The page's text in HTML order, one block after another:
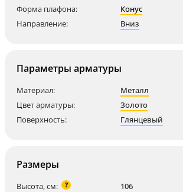
Форма плафона:
Конус
Направление:
Вниз
Параметры арматуры
Материал:
Металл
Цвет арматуры:
Золото
Поверхность:
Глянцевый
Размеры
Высота, см: ?
106